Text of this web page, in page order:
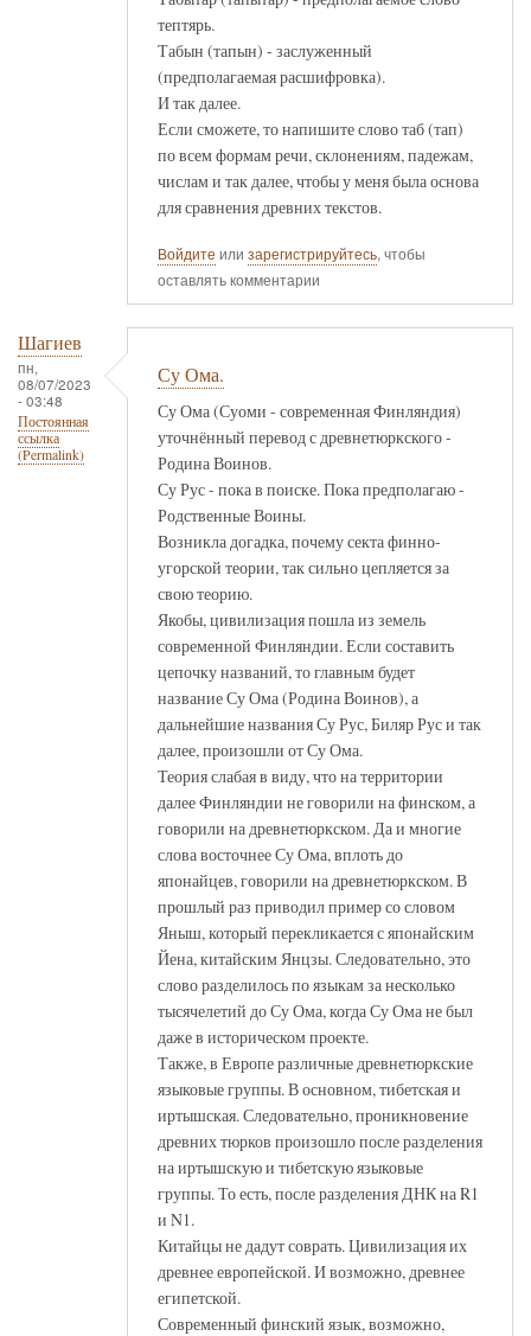
тептярь.
Табын (тапын) - заслуженный
(предполагаемая расшифровка).
И так далее.
Если сможете, то напишите слово таб (тап)
по всем формам речи, склонениям, падежам,
числам и так далее, чтобы у меня была основа
для сравнения древних текстов.
Войдите или зарегистрируйтесь, чтобы
оставлять комментарии
Шагиев
пн,
08/07/2023
- 03:48
Постоянная
ссылка
(Permalink)
Су Ома.
Су Ома (Суоми - современная Финляндия)
уточнённый перевод с древнетюркского -
Родина Воинов.
Су Рус - пока в поиске. Пока предполагаю -
Родственные Воины.
Возникла догадка, почему секта финно-
угорской теории, так сильно цепляется за
свою теорию.
Якобы, цивилизация пошла из земель
современной Финляндии. Если составить
цепочку названий, то главным будет
название Су Ома (Родина Воинов), а
дальнейшие названия Су Рус, Биляр Рус и так
далее, произошли от Су Ома.
Теория слабая в виду, что на территории
далее Финляндии не говорили на финском, а
говорили на древнетюркском. Да и многие
слова восточнее Су Ома, вплоть до
японайцев, говорили на древнетюркском. В
прошлый раз приводил пример со словом
Яныш, который перекликается с японайским
Йена, китайским Янцзы. Следовательно, это
слово разделилось по языкам за несколько
тысячелетий до Су Ома, когда Су Ома не был
даже в историческом проекте.
Также, в Европе различные древнетюркские
языковые группы. В основном, тибетская и
иртышская. Следовательно, проникновение
древних тюрков произошло после разделения
на иртышскую и тибетскую языковые
группы. То есть, после разделения ДНК на R1
и N1.
Китайцы не дадут соврать. Цивилизация их
древнее европейской. И возможно, древнее
египетской.
Современный финский язык, возможно,